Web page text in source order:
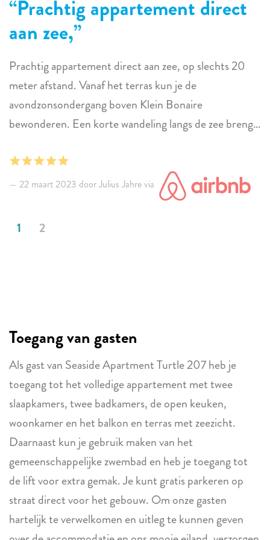
Ik kan Sunwise Bonaire van harte aanbevelen aan
iedereen die een ontspannen en plezierige vakantie op
en klantgericht. Ze regelen het geluk voor je! Je kunt
hun website bekijken voor meer informatie:
https://sunwisebonaire.com/
Prachtig appartement direct
aan zee,
Prachtig appartement direct aan zee, op slechts 20
meter afstand. Vanaf het terras kun je de
avondzonsondergang boven Klein Bonaire
bewonderen. Een korte wandeling langs de zee brengt
22 maart 2023 door Julius Jahre via
1 2
Toegang van gasten
Als gast van Seaside Apartment Turtle 207 heb je
toegang tot het volledige appartement met twee
slaapkamers, twee badkamers, de open keuken,
woonkamer en het balkon en terras met zeezicht.
Daarnaast kun je gebruik maken van het
gemeenschappelijke zwembad en heb je toegang tot
de lift voor extra gemak. Je kunt gratis parkeren op
straat direct voor het gebouw. Om onze gasten
hartelijk te verwelkomen en uitleg te kunnen geven